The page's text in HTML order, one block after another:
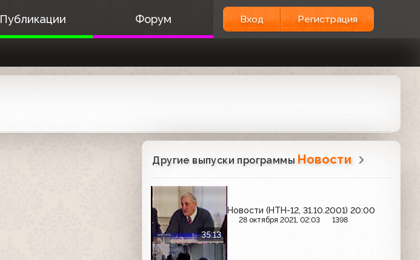
Публикации Форум Вход Регистрация
Другие выпуски программы Новости
35:13
Новости (НТН-12, 31.10.2001) 20:00
28 октября 2021, 02:03 1398